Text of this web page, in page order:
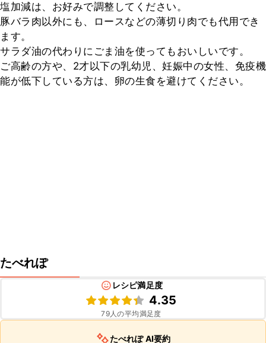
塩加減は、お好みで調整してください。
豚バラ肉以外にも、ロースなどの薄切り肉でも代用でき
ます。
サラダ油の代わりにごま油を使ってもおいしいです。
ご高齢の方や、2才以下の乳幼児、妊娠中の女性、免疫機
能が低下している方は、卵の生食を避けてください。
たべれぽ
レシピ満足度
4.35
79人の平均満足度
たべれぽ AI要約